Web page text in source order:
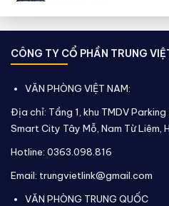
CÔNG TY CỔ PHẦN TRUNG
VĂN PHÒNG VIỆT NAM:
Địa chỉ: Tầng 1, khu TMDV Parking
Smart City Tây Mỗ, Nam Từ Liêm,
Hotline: 0363.098.816
Email: trungvietlink@gmail.com
VĂN PHÒNG TRUNG QUỐC